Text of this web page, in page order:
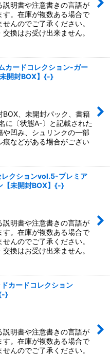
説明書や注意書きの言語が
す。在庫が複数ある場合で
んのでご了承ください。
換はお受け出来ません。
カードコレクション-ガー
開封BOX】{-}
、未開封パック、書籍
に〔状態A-〕と記載された
や凹み、シュリンクの一部
痕などがある場合がござい
レクションvol.5-プレミア
【未開封BOX】{-}
説明書や注意書きの言語が
す。在庫が複数ある場合で
んのでご了承ください。
換はお受け出来ません。
カードコレクション
}
説明書や注意書きの言語が
す。在庫が複数ある場合で
んのでご了承ください。